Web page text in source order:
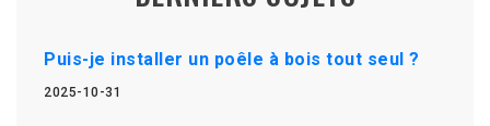
Puis-je installer un poêle à bois tout seul ?
2025-10-31